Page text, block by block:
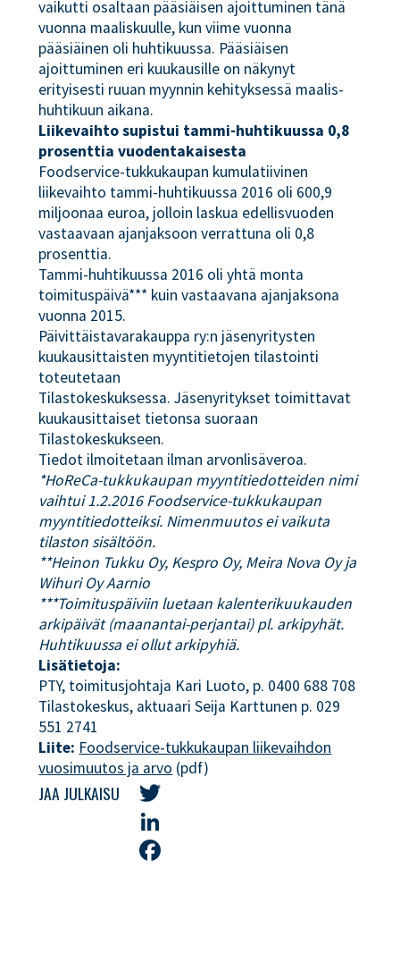
vaikutti osaltaan pääsiäisen ajoittuminen tänä
vuonna maaliskuulle, kun viime vuonna
pääsiäinen oli huhtikuussa. Pääsiäisen
ajoittuminen eri kuukausille on näkynyt
erityisesti ruuan myynnin kehityksessä maalis-
huhtikuun aikana.
Liikevaihto supistui tammi-huhtikuussa 0,8
prosenttia vuodentakaisesta
Foodservice-tukkukaupan kumulatiivinen
liikevaihto tammi-huhtikuussa 2016 oli 600,9
miljoonaa euroa, jolloin laskua edellisvuoden
vastaavaan ajanjaksoon verrattuna oli 0,8
prosenttia.
Tammi-huhtikuussa 2016 oli yhtä monta
toimituspäivä*** kuin vastaavana ajanjaksona
vuonna 2015.
Päivittäistavarakauppa ry:n jäsenyritysten
kuukausittaisten myyntitietojen tilastointi
toteutetaan
Tilastokeskuksessa. Jäsenyritykset toimittavat
kuukausittaiset tietonsa suoraan
Tilastokeskukseen.
Tiedot ilmoitetaan ilman arvonlisäveroa.
*HoReCa-tukkukaupan myyntitiedotteiden nimi
vaihtui 1.2.2016 Foodservice-tukkukaupan
myyntitiedotteiksi. Nimenmuutos ei vaikuta
tilaston sisältöön.
**Heinon Tukku Oy, Kespro Oy, Meira Nova Oy ja
Wihuri Oy Aarnio
***Toimituspäiviin luetaan kalenterikuukauden
arkipäivät (maanantai-perjantai) pl. arkipyhät.
Huhtikuussa ei ollut arkipyhiä.
Lisätietoja:
PTY, toimitusjohtaja Kari Luoto, p. 0400 688 708
Tilastokeskus, aktuaari Seija Karttunen p. 029
551 2741
Liite: Foodservice-tukkukaupan liikevaihdon
vuosimuutos ja arvo (pdf)
JAA JULKAISU
Twitter
LinkedIn